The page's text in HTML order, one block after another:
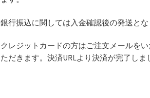
銀行振込に関しては入金確認後の発送とな
クレジットカードの方はご注文メールを
ただきます。決済URLより決済が完了しま